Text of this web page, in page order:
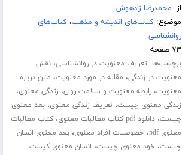
از: محمدرضا زادهوش
موضوع:کتاب‌های اندیشه و مذهب،کتاب‌های
روانشناسی
۷۳ صفحه
برچسب‌ها: تعریف معنویت در روانشناسی،نقش
معنویت در زندگی، مقاله در مورد معنویت، متن درباره
معنویت،رابطه معنویت و سلامت روان، زندگی معنوی،
زندگی معنوی چیست، تعریف زندگی معنوی،بعد معنوی
چیست،دانلود pdf کتاب مطالبات معنوی ،کتاب مطالبات
معنوی pdf
، خصوصیات افراد معنوی،بعد معنوی انسان
چیست، خود معنوی چیست، انسان معنوی کیست